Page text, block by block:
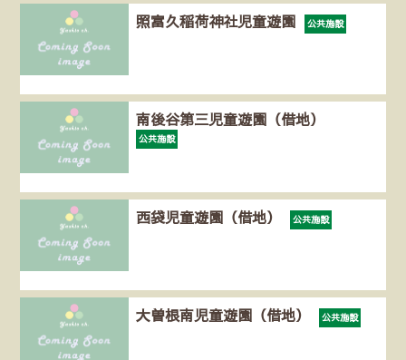
照富久稲荷神社児童遊園 公共施設
南後谷第三児童遊園（借地）
公共施設
西袋児童遊園（借地） 公共施設
大曽根南児童遊園（借地） 公共施設